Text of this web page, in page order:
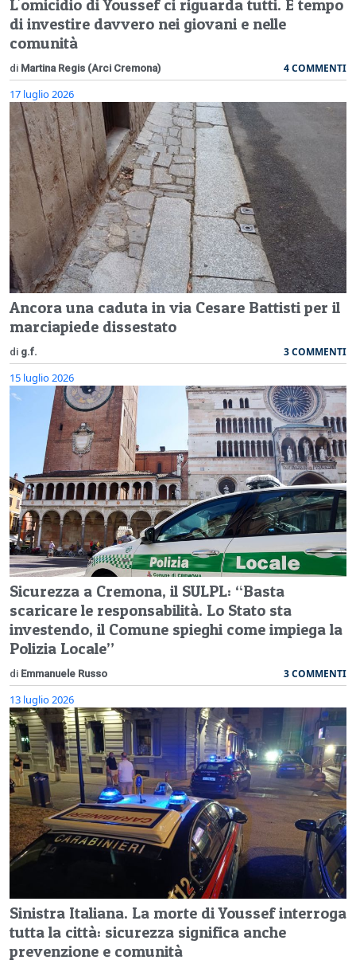
L'omicidio di Youssef ci riguarda tutti. È tempo
di investire davvero nei giovani e nelle
comunità
di Martina Regis (Arci Cremona) 4 COMMENTI
17 luglio 2026
Ancora una caduta in via Cesare Battisti per il
marciapiede dissestato
di g.f. 3 COMMENTI
15 luglio 2026
Sicurezza a Cremona, il SULPL: “Basta
scaricare le responsabilità. Lo Stato sta
investendo, il Comune spieghi come impiega la
Polizia Locale”
di Emmanuele Russo 3 COMMENTI
13 luglio 2026
Sinistra Italiana. La morte di Youssef interroga
tutta la città: sicurezza significa anche
prevenzione e comunità